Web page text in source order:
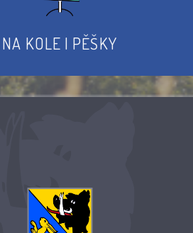
NA KOLE I PĚŠKY